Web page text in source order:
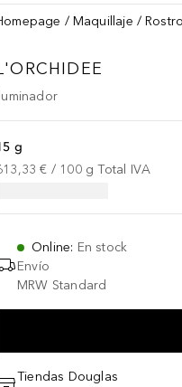
Maquillaje Rostro
g
€ / 100 g Total IVA
Online: En stock
Envío
MRW Standard
Tiendas Douglas